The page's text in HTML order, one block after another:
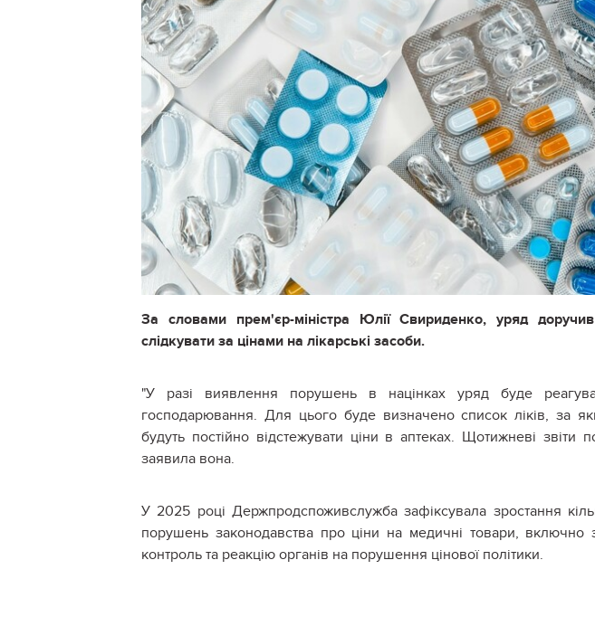
За словами прем'єр-міністра Юлії Свириденко, уряд
слідкувати за цінами на лікарські засоби.
"У разі виявлення порушень в націнках уряд буде
господарювання. Для цього буде визначено список ліків, за
будуть постійно відстежувати ціни в аптеках. Щотижневі звіти
заявила вона.
У 2025 році Держпродспоживслужба зафіксувала зростання
порушень законодавства про ціни на медичні товари,
контроль та реакцію органів на порушення цінової політики.